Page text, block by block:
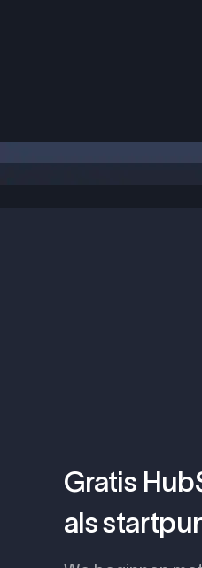
Gratis
als